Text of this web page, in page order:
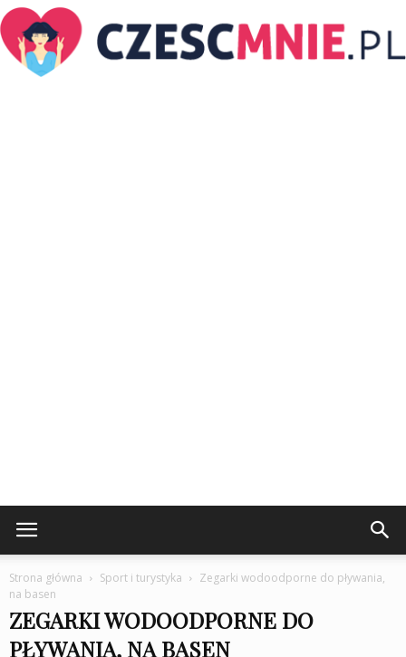
Strona główna Sport i turystyka
Zegarki wodoodporne do pływania,
na basen
ZEGARKI WODOODPORNE DO
PŁYWANIA, NA BASEN